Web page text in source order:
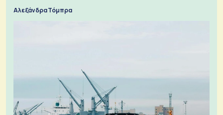
Αλεξάνδρα Τόμπρα